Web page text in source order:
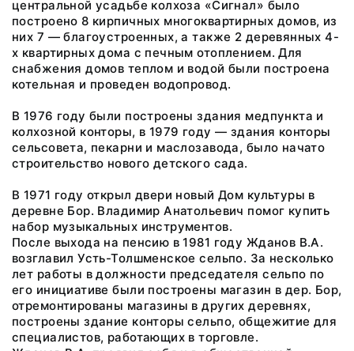
центральной усадьбе колхоза «Сигнал» было
построено 8 кирпичных многоквартирных домов, из
них 7 — благоустроенных, а также 2 деревянных 4-
х квартирных дома с печным отоплением. Для
снабжения домов теплом и водой были построена
котельная и проведен водопровод.
В 1976 году были построены здания медпункта и
колхозной конторы, в 1979 году — здания конторы
сельсовета, пекарни и маслозавода, было начато
строительство нового детского сада.
В 1971 году открыл двери новый Дом культуры в
деревне Бор. Владимир Анатольевич помог купить
набор музыкальных инструментов.
После выхода на пенсию в 1981 году Жданов В.А.
возглавил Усть-Толшменское сельпо. За несколько
лет работы в должности председателя сельпо по
его инициативе были построены магазин в дер. Бор,
отремонтированы магазины в других деревнях,
построены здание конторы сельпо, общежитие для
специалистов, работающих в торговле.